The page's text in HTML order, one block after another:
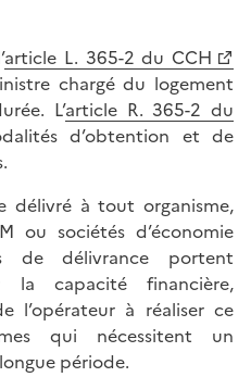
article L. 365-2 du CCH
chargé du logement
L’article R. 365-2 du
d’obtention et de
délivré à tout organisme,
ou sociétés d’économie
de délivrance portent
la capacité financière,
l’opérateur à réaliser ce
qui nécessitent un
période.